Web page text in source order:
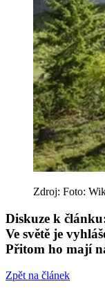
Zdroj: Foto:
Diskuze k
Ve světě je
Přitom ho mají
Zpět na článek